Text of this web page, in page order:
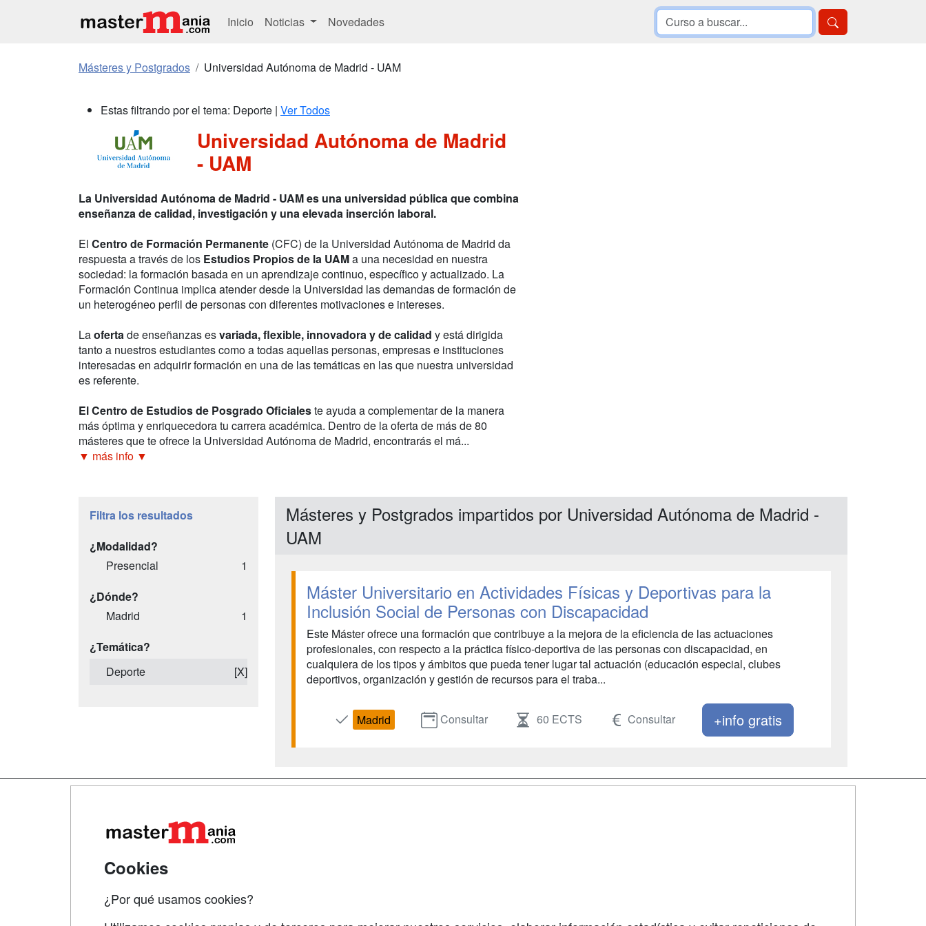
Inicio Noticias Novedades
Másteres y Postgrados Universidad Autónoma de Madrid - UAM
Estas filtrando por el tema: Deporte | Ver Todos
Universidad Autónoma de Madrid
- UAM
La Universidad Autónoma de Madrid - UAM es una universidad pública que combina
enseñanza de calidad, investigación y una elevada inserción laboral.
El Centro de Formación Permanente (CFC) de la Universidad Autónoma de Madrid da
respuesta a través de los Estudios Propios de la UAMa una necesidad en nuestra
sociedad: la formación basada en un aprendizaje continuo, específico y actualizado. La
Formación Continua implica atender desde la Universidad las demandas de formación de
un heterogéneo perfil de personas con diferentes motivaciones e intereses.
Laofertade enseñanzas esvariada, flexible, innovadora y de calidad y está dirigida
tanto a nuestros estudiantes como a todas aquellas personas, empresas e instituciones
interesadas en adquirir formación en una de las temáticas en las que nuestra universidad
es referente.
El Centro de Estudios de Posgrado Oficialeste ayuda a complementar de la manera
más óptima y enriquecedora tu carrera académica. Dentro de la oferta de más de 80
másteres que te ofrece la Universidad Autónoma de Madrid, encontrarás el má...
▼ más info ▼
Filtra los resultados
¿Modalidad?
Presencial
1
¿Dónde?
Madrid
1
¿Temática?
Deporte
[X]
Másteres y Postgrados impartidos por Universidad Autónoma de Madrid -
UAM
Máster Universitario en Actividades Físicas y Deportivas para la
Inclusión Social de Personas con Discapacidad
Este Máster ofrece una formación que contribuye a la mejora de la eficiencia de las actuaciones
profesionales, con respecto a la práctica físico-deportiva de las personas con discapacidad, en
cualquiera de los tipos y ámbitos que pueda tener lugar tal actuación (educación especial, clubes
deportivos, organización y gestión de recursos para el traba...
Madrid Consultar 60 ECTS Consultar +info gratis
Cookies
¿Por qué usamos cookies?